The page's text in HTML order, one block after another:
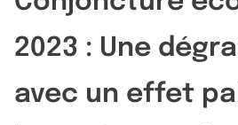
2023 : Une
avec un effet